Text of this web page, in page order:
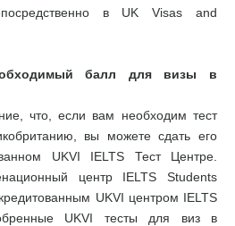
в UK Visas and
балл для визы в
что, если вам необходим тест
вы можете сдать его
UKVI IELTS Тест Центре.
центр IELTS Students
UKVI центром IELTS
UKVI тесты для виз в